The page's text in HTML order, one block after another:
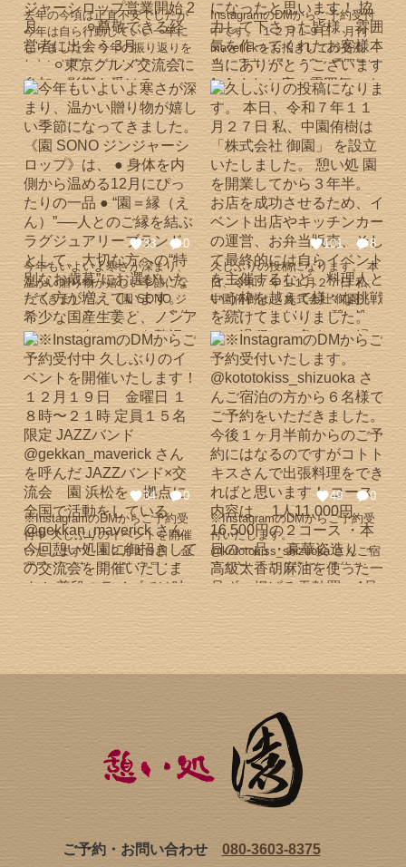
年以内に同じようなタワマンで
イベントを開催する」という目
標を達成することができまし
た。 改めて、今回の達成は本当
に多くの方の支えとご縁のおか
げです。 最初にイベントに誘っ
てくださった方、 都内での開催
を後押ししてくださった方、 そ
の都度、集客にご協力いただい
た方、 会場を貸してくださった
方、 最高の食材を提供してくだ
さった方々、 そして陰で支えて
くださったすべての皆様へ、心
より感謝申し上げます。 これか
らも自分を信じ、一歩ずつ成長
していきます。 今後ともよろし
くお願いいたします。 #タワマ
ン #寿司イベント #出張料理
#夢が叶う #ご縁
す！ また、マジシャン呼びたい
など色々な要望も応えれる範囲
で対応いたしますのでご連絡お
待ちしております！ #新年会 #
浜松隠れ家 #隠れ家レストラン
#完全プライベート #憩い処園
去年の今頃は正直不安でしたが
今年は自ら行動していい一年に
なりました！ 今年の振り返りを
したいと思います！ 1月 ⚪︎滝
行に行き飛躍を誓う 人の
人生でなく自分の人生を生きる
⚪︎小学6年生に講和 ⚪︎サ
ウナにジンジャーシロップ営業
開始 2月 ⚪︎尊敬できる経
営者に出会う 3月 ⚪︎東
京グルメ交流会に参加、影響を
受ける ⚪︎自分と向き合い志
が決まる 食を通じてたくさ
んの方と繋がり、繋げて
幸せにする（園＝縁のブラ
ンドを展開） 4月 ⚪︎関東生
活を始める ヒルトンお台
場、品川プリンスホテル ミ
シュラン鮨屋 椿山荘 などで
バイト ⚪︎経営を学ぶ 5月
⚪︎都内の交流会に出席
して新たなご縁 から9月
都内で出張シェフとしてスター
ト 6月 ⚪︎初めての事業プレ
ゼンを多数の経営者の前でする
フリーランス料理人とし
ての飛躍誓う ⚪︎今年前半を
振り返り後半の目標をたてる ７
月 ⚪︎富士登山する ⚪︎園
ジンジャーシロップ初めての取
引先 一等貸宿泊施設
@kototokiss_shizuoka ８月
⚪︎お世話になっている会員
制リゾートホテルで仕
事 ⚪︎お世話になっ
ている仲間と大阪万博に行く
⚪︎東京に向け、浜松で初の
交流会 ⚪︎園ジンジャーシロ
ップ取引先２店舗目 横浜
会員制サウナ
@bayside_sauna ９月 ⚪︎園
決定 ⚪︎園ジンジャーシロッ
プ３店舗目導入 蒲郡エス
⚪︎東京初のイベント（赤坂）
経営者中心、２週連続
⚪︎新たなご縁が繋がる
（ジンジャーシロップ
×エンタメイベント 園ジン
ジャーシロップで乾杯任される
InstagramのDMからご予約受付
中です。 １２月１９日 月刊
maverickをお招きしての交流
会！ 店内は温かく良い雰囲気に
包まれていました^_^ 私自身も
食を通じて沢山の方と繋がり、
繋げ幸せにするを実現できた素
晴らしいイベントになったと思
います！ 協力して下さった皆
様、雰囲気を作ってくれたお客
様本当にありがとうございます
^_^ またお店の雰囲気、キャパ
に今回のJAZZが合っていて、他
では絶対に味わえない程贅沢な
時間でした！ これは、もっと沢
山の方に体験してもらい！ そん
な思いで第二回も考えていま
す。 興味ある方はDM、コメン
トお待ちしております^_^ #憩い
処園 #イベント #交流会
#JAZZ #ご縁
33
0
今年もいよいよ寒さが深まり、
温かい贈り物が嬉しい季節にな
ってきました。 《園 SONO ジ
ンジャーシロップ》は、 ● 身体
を内側から温める12月にぴった
りの一品 ● “園＝縁（えん）”──
人とのご縁を結ぶラグジュアリ
ーブランド として、大切な方へ
の“特別なお歳暮”にお選びいた
だく方が増えています。 希少な
国産生姜と、ノンアルコール白
ワインを贅沢に使用し、 料理人
として培った経験と“ご縁を繋
ぐ”想いを込めて仕上げました。
ジンジャーエール、ホットジン
ジャー、ウイスキー割り、料理
のアクセントにも。 一本で無限
に楽しめる、冬に寄り添う贈り
物です。 大切な方へ「今年もあ
りがとう」の気持ちを。 そして
新しいご縁へ、温かなきっかけ
になりますように。 まだギフト
用の、準備が整っていないので
自身で感謝の思いを込めたオリ
ジナルラッピングをお願いしま
す！ ▼ご購入はこちら
お歳暮ギフト #ラグジュアリー
ト #贈り物に迷ったら #料理人
が作るシロップ #国産生姜 #憩
101
8
久しぶりの投稿になります。 本
日、令和７年１１月２７日 私、
中園侑樹は 「株式会社 御園」
を設立いたしました。 憩い処
園を開業してから３年半。 お店
を成功させるため、イベント出
店やキッチンカーの運営、お弁
当販売、そして最終的には自ら
イベントを主催するなど、料理
人という枠を越えて様々な挑戦
を続けてまいりました。 その過
程で、多くのご縁に恵まれ、皆
様の温かさに触れ、 「お店を成
功させたい」という想いから、
“食を通じて人と人を繋ぎ、幸せ
を届けたい” という志へと変わ
っていきました。 その想いを形
にする新たな挑戦として、ラグ
ジュアリーブランド「園」の立
ち上げや、東京を中心とした出
張料理の活動も本格化し、この
度、以下の３つの事業をひとつ
の法人に統合いたしました。 法
人という形になりましたが、こ
れまでと変わらぬ想いで、一つ
ひとつ丁寧に取り組んでまいり
よろしくお願い申し上げます。
#法人 #新たな挑戦 #浜松グ
ルメ #出張料理人 #ご縁 #憩
い処園 #１日１組 #ラグジュア
リー
34
0
※InstagramのDMからご予約受
付中 久しぶりのイベントを開催
いたします！ １２月１９日 金
曜日 １８時〜２１時 定員１５
名限定 JAZZバンド
@gekkan_maverick さんを呼ん
だ JAZZバンド×交流会 園 浜
松を、拠点に全国で活動をして
いる @gekkan_maverick さん
今回憩い処園に御招きしての交
ライブでは味わえないほどの近
間を演出いたします！ 今回料理
でも前回同様、寿司、姿造りを
メインにした 豪華ビュッフェス
タイルで飲み物も飲み放題、ア
たします！ 音楽、JAZZ好き、
経営者、フリーランス、会社員
49
0
※InstagramのDMからご予約受
付いたします。
@kototokiss_shizuoka さんご宿
泊の方から６名様でご予約をい
ただきました。 今後１ヶ月半前
からのご予約にはなるのですが
コトトキスさんで出張料理をで
きればと思います！ コース内容
は 1人11,000円、16,500円の
２コース ・本日の一品 ・豪華
た一品ずつ揚げる天麩羅 4品
・肉料理 ・目の前で一品ずつ握
る握り寿司 5品 ・果物 のコー
スになります。 コースの値段に
より、天ぷらの内容や肉の部位
の内容、魚の内容を豪華にした
いと思っています。 （量は同量
です） １万円のコースは最低３
ご希望のお客様はコトトキスさ
んにご予約の上、 園のDMから
ご予約・お問い合わせ 080-3603-8375